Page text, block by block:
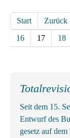
Start Zurück
16
17 18
Seit dem 15.
Entwurf des
gesetz auf